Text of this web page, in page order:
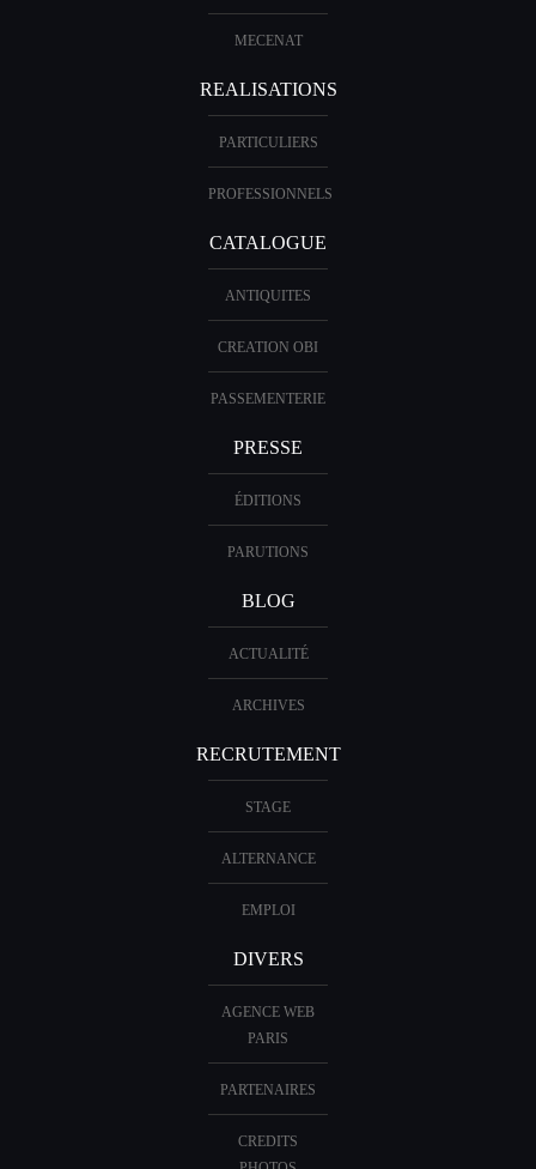
MECENAT
REALISATIONS
PARTICULIERS
PROFESSIONNELS
CATALOGUE
ANTIQUITES
CREATION OBI
PASSEMENTERIE
PRESSE
ÉDITIONS
PARUTIONS
BLOG
ACTUALITÉ
ARCHIVES
RECRUTEMENT
STAGE
ALTERNANCE
EMPLOI
DIVERS
AGENCE WEB
PARIS
PARTENAIRES
CREDITS